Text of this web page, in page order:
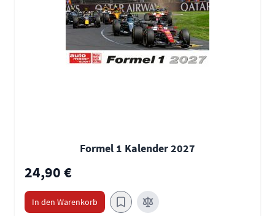
Formel 1 Kalender 2027
24,90 €
In den Warenkorb